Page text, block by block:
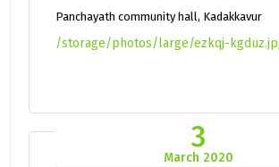
Panchayath community hall, Kadakkavur
/storage/photos/large/ezkqj-
3
March 2020